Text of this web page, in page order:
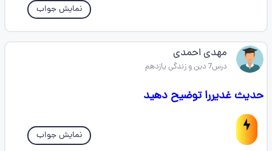
نمایش جواب
مهدی احمدی
درس7 دین و زندگی یازدهم
حدیث غدیررا توضیح دهید
نمایش جواب